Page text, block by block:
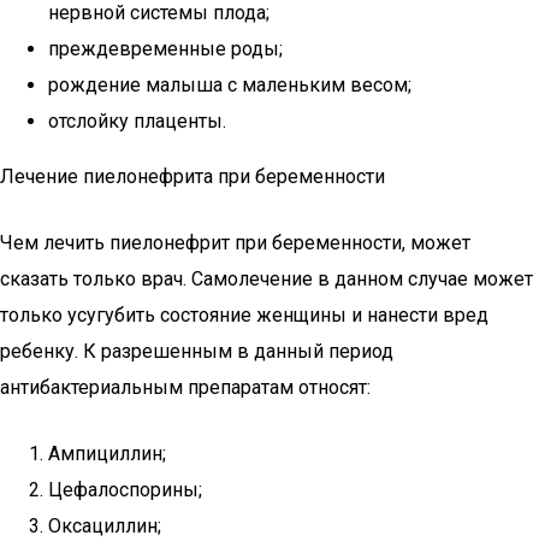
нервной системы плода;
преждевременные роды;
рождение малыша с маленьким весом;
отслойку плаценты.
Лечение пиелонефрита при беременности
Чем лечить пиелонефрит при беременности, может
сказать только врач. Самолечение в данном случае может
только усугубить состояние женщины и нанести вред
ребенку. К разрешенным в данный период
антибактериальным препаратам относят:
Ампициллин;
Цефалоспорины;
Оксациллин;